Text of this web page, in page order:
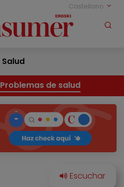
Castellano
Salud
Problemas de salud